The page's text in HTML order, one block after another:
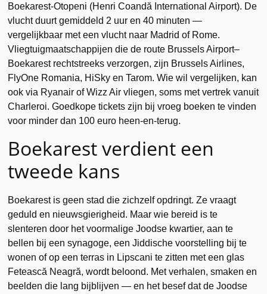
Boekarest-Otopeni (Henri Coandă International Airport). De
vlucht duurt gemiddeld 2 uur en 40 minuten —
vergelijkbaar met een vlucht naar Madrid of Rome.
Vliegtuigmaatschappijen die de route Brussels Airport–
Boekarest rechtstreeks verzorgen, zijn Brussels Airlines,
FlyOne Romania, HiSky en Tarom. Wie wil vergelijken, kan
ook via Ryanair of Wizz Air vliegen, soms met vertrek vanuit
Charleroi. Goedkope tickets zijn bij vroeg boeken te vinden
voor minder dan 100 euro heen-en-terug.
Boekarest verdient een
tweede kans
Boekarest is geen stad die zichzelf opdringt. Ze vraagt
geduld en nieuwsgierigheid. Maar wie bereid is te
slenteren door het voormalige Joodse kwartier, aan te
bellen bij een synagoge, een Jiddische voorstelling bij te
wonen of op een terras in Lipscani te zitten met een glas
Fetească Neagră, wordt beloond. Met verhalen, smaken en
beelden die lang bijblijven — en het besef dat de Joodse